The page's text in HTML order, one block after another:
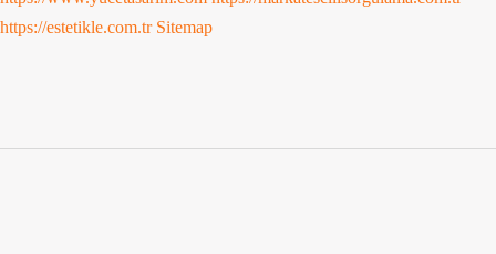
https://estetikle.com.tr Sitemap